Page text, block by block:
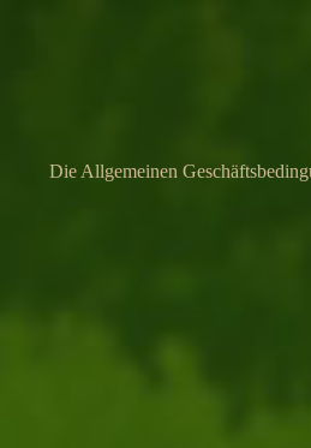
Die Allgemeinen